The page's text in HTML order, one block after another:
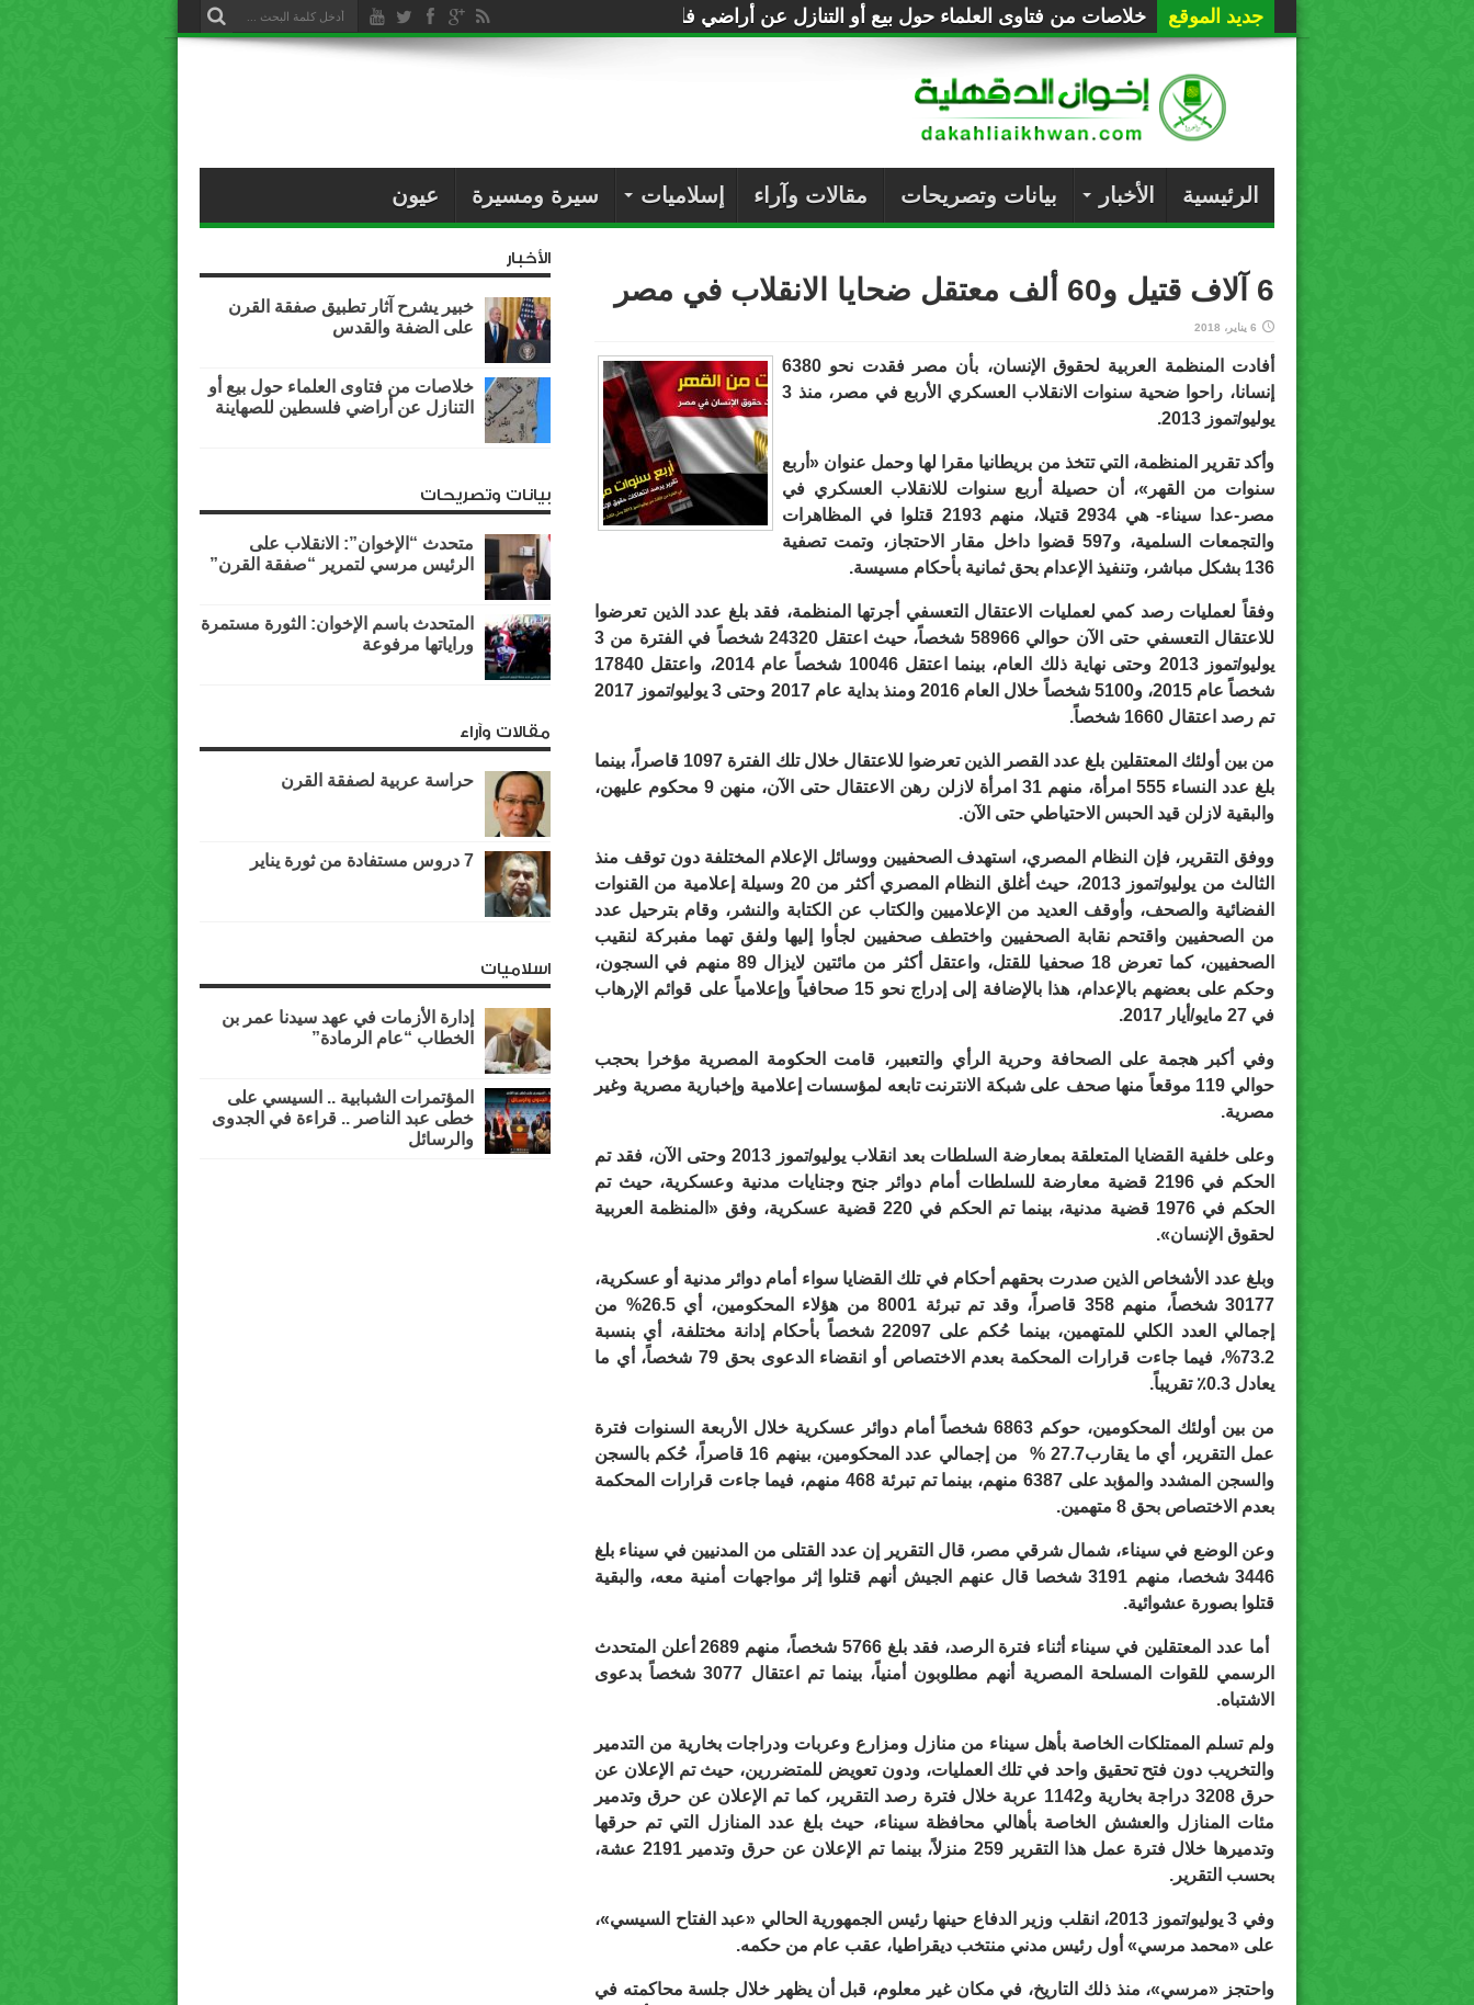
جديد الموقع خلاصات من فتاوى العلماء حول بيع أو التنازل عن أراضي فلسطين للصهاينة
الرئيسية الأخبار بيانات وتصريحات مقالات وآراء إسلاميات سيرة ومسيرة عيون
6 آلاف قتيل و60 ألف معتقل ضحايا الانقلاب في مصر
6 يناير، 2018
أفادت المنظمة العربية لحقوق الإنسان، بأن مصر فقدت نحو 6380
إنسانا، راحوا ضحية سنوات الانقلاب العسكري الأربع في مصر، منذ 3
يوليو/تموز 2013.
وأكد تقرير المنظمة، التي تتخذ من بريطانيا مقرا لها وحمل عنوان «أربع
سنوات من القهر»، أن حصيلة أربع سنوات للانقلاب العسكري في
مصر-عدا سيناء- هي 2934 قتيلا، منهم 2193 قتلوا في المظاهرات
والتجمعات السلمية، و597 قضوا داخل مقار الاحتجاز، وتمت تصفية
136 بشكل مباشر، وتنفيذ الإعدام بحق ثمانية بأحكام مسيسة.
وفقاً لعمليات رصد كمي لعمليات الاعتقال التعسفي أجرتها المنظمة، فقد بلغ عدد الذين تعرضوا
للاعتقال التعسفي حتى الآن حوالي 58966 شخصاً، حيث اعتقل 24320 شخصاً في الفترة من 3
يوليو/تموز 2013 وحتى نهاية ذلك العام، بينما اعتقل 10046 شخصاً عام 2014، واعتقل 17840
شخصاً عام 2015، و5100 شخصاً خلال العام 2016 ومنذ بداية عام 2017 وحتى 3 يوليو/تموز 2017
تم رصد اعتقال 1660 شخصاً.
من بين أولئك المعتقلين بلغ عدد القصر الذين تعرضوا للاعتقال خلال تلك الفترة 1097 قاصراً، بينما
بلغ عدد النساء 555 امرأة، منهم 31 امرأة لازلن رهن الاعتقال حتى الآن، منهن 9 محكوم عليهن،
والبقية لازلن قيد الحبس الاحتياطي حتى الآن.
ووفق التقرير، فإن النظام المصري، استهدف الصحفيين ووسائل الإعلام المختلفة دون توقف منذ
الثالث من يوليو/تموز 2013، حيث أغلق النظام المصري أكثر من 20 وسيلة إعلامية من القنوات
الفضائية والصحف، وأوقف العديد من الإعلاميين والكتاب عن الكتابة والنشر، وقام بترحيل عدد
من الصحفيين واقتحم نقابة الصحفيين واختطف صحفيين لجأوا إليها ولفق تهما مفبركة لنقيب
الصحفيين، كما تعرض 18 صحفيا للقتل، واعتقل أكثر من مائتين لايزال 89 منهم في السجون،
وحكم على بعضهم بالإعدام، هذا بالإضافة إلى إدراج نحو 15 صحافياً وإعلامياً على قوائم الإرهاب
في 27 مايو/أيار 2017.
وفي أكبر هجمة على الصحافة وحرية الرأي والتعبير، قامت الحكومة المصرية مؤخرا بحجب
حوالي 119 موقعاً منها صحف على شبكة الانترنت تابعه لمؤسسات إعلامية وإخبارية مصرية وغير
مصرية.
وعلى خلفية القضايا المتعلقة بمعارضة السلطات بعد انقلاب يوليو/تموز 2013 وحتى الآن، فقد تم
الحكم في 2196 قضية معارضة للسلطات أمام دوائر جنح وجنايات مدنية وعسكرية، حيث تم
الحكم في 1976 قضية مدنية، بينما تم الحكم في 220 قضية عسكرية، وفق «المنظمة العربية
لحقوق الإنسان».
وبلغ عدد الأشخاص الذين صدرت بحقهم أحكام في تلك القضايا سواء أمام دوائر مدنية أو عسكرية،
30177 شخصاً، منهم 358 قاصراً، وقد تم تبرئة 8001 من هؤلاء المحكومين، أي 26.5% من
إجمالي العدد الكلي للمتهمين، بينما حُكم على 22097 شخصاً بأحكام إدانة مختلفة، أي بنسبة
73.2%، فيما جاءت قرارات المحكمة بعدم الاختصاص أو انقضاء الدعوى بحق 79 شخصاً، أي ما
يعادل 0.3٪ تقريباً.
من بين أولئك المحكومين، حوكم 6863 شخصاً أمام دوائر عسكرية خلال الأربعة السنوات فترة
عمل التقرير، أي ما يقارب27.7 % من إجمالي عدد المحكومين، بينهم 16 قاصراً، حُكم بالسجن
والسجن المشدد والمؤبد على 6387 منهم، بينما تم تبرئة 468 منهم، فيما جاءت قرارات المحكمة
بعدم الاختصاص بحق 8 متهمين.
وعن الوضع في سيناء، شمال شرقي مصر، قال التقرير إن عدد القتلى من المدنيين في سيناء بلغ
3446 شخصا، منهم 3191 شخصا قال عنهم الجيش أنهم قتلوا إثر مواجهات أمنية معه، والبقية
قتلوا بصورة عشوائية.
أما عدد المعتقلين في سيناء أثناء فترة الرصد، فقد بلغ 5766 شخصاً، منهم 2689 أعلن المتحدث
الرسمي للقوات المسلحة المصرية أنهم مطلوبون أمنياً، بينما تم اعتقال 3077 شخصاً بدعوى
الاشتباه.
ولم تسلم الممتلكات الخاصة بأهل سيناء من منازل ومزارع وعربات ودراجات بخارية من التدمير
والتخريب دون فتح تحقيق واحد في تلك العمليات، ودون تعويض للمتضررين، حيث تم الإعلان عن
حرق 3208 دراجة بخارية و1142 عربة خلال فترة رصد التقرير، كما تم الإعلان عن حرق وتدمير
مئات المنازل والعشش الخاصة بأهالي محافظة سيناء، حيث بلغ عدد المنازل التي تم حرقها
وتدميرها خلال فترة عمل هذا التقرير 259 منزلاً، بينما تم الإعلان عن حرق وتدمير 2191 عشة،
بحسب التقرير.
وفي 3 يوليو/تموز 2013، انقلب وزير الدفاع حينها رئيس الجمهورية الحالي «عبد الفتاح السيسي»،
على «محمد مرسي» أول رئيس مدني منتخب ديقراطيا، عقب عام من حكمه.
واحتجز «مرسي»، منذ ذلك التاريخ، في مكان غير معلوم، قبل أن يظهر خلال جلسة محاكمته في
الأخبار
خبير يشرح آثار تطبيق صفقة القرن
على الضفة والقدس
خلاصات من فتاوى العلماء حول بيع أو
التنازل عن أراضي فلسطين للصهاينة
بيانات وتصريحات
متحدث “الإخوان”: الانقلاب على
الرئيس مرسي لتمرير “صفقة القرن”
المتحدث باسم الإخوان: الثورة مستمرة
وراياتها مرفوعة
مقالات وآراء
حراسة عربية لصفقة القرن
7 دروس مستفادة من ثورة يناير
اسلاميات
إدارة الأزمات في عهد سيدنا عمر بن
الخطاب “عام الرمادة”
المؤتمرات الشبابية .. السيسي على
خطى عبد الناصر .. قراءة في الجدوى
والرسائل